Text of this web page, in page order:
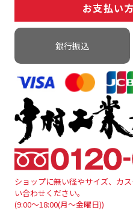
お支払い
銀行振込
ショップに無い径やサイズ、カ
い合わせください。
(9:00～18:00(月～金曜日))